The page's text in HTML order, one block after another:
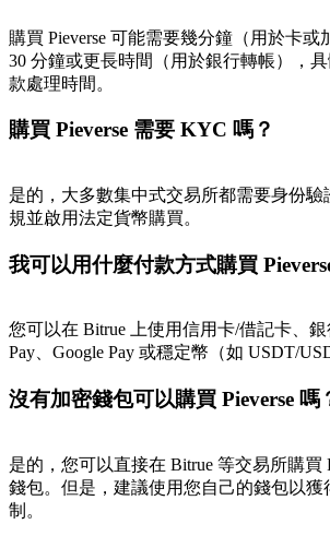
購買 Pieverse 可能需要幾分鐘（用於卡或
30 分鐘或更長時間（用於銀行轉帳），
款處理時間。
購買 Pieverse 需要 KYC 嗎？
是的，大多數集中式交易所都需要身份
規並啟用法定貨幣購買。
我可以用什麼付款方式購買
您可以在 Bitrue 上使用信用卡/借記卡、
Pay、Google Pay 或穩定幣（如 USDT/
沒有加密錢包可以購買 Pieverse 嗎
是的，您可以直接在 Bitrue 等交易所購買
錢包。但是，建議使用您自己的錢包以獲
制。